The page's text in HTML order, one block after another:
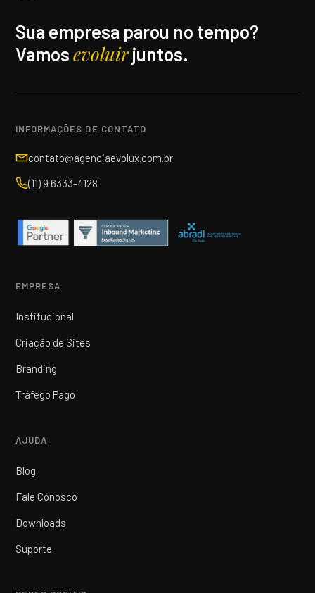
Sua empresa parou no tempo?
Vamosevoluirjuntos.
INFORMAÇÕES DE CONTATO
contato@agenciaevolux.com.br
(11) 9 6333-4128
EMPRESA
Institucional
Criação de Sites
Branding
Tráfego Pago
AJUDA
Blog
Fale Conosco
Downloads
Suporte